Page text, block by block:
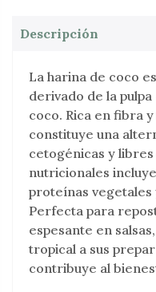
Descripción
La harina de coco
derivado de la
coco. Rica en fibra
constituye una
cetogénicas y
nutricionales
proteínas vegetales
Perfecta para
espesante en
tropical a sus
contribuye al